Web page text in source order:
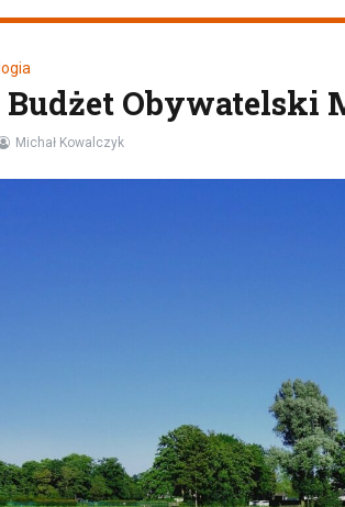
Obywatelski
Michał Kowalczyk